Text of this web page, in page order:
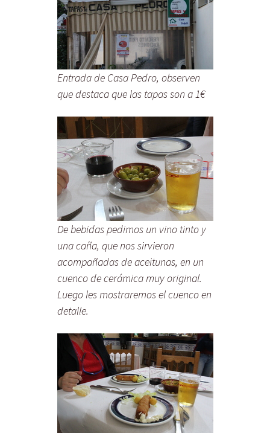
Entrada de Casa Pedro, observen
que destaca que las tapas son a 1€
De bebidas pedimos un vino tinto y
una caña, que nos sirvieron
acompañadas de aceitunas, en un
cuenco de cerámica muy original.
Luego les mostraremos el cuenco en
detalle.